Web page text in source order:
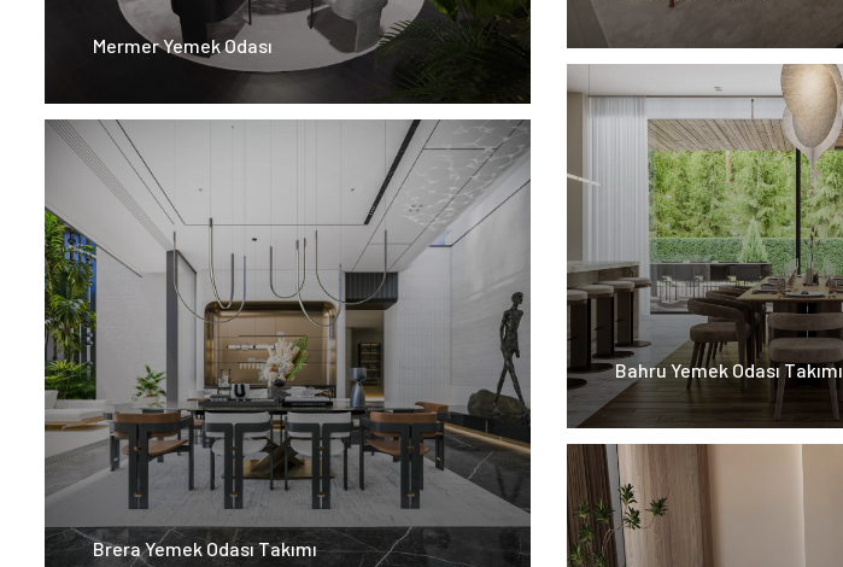
Mermer Yemek Odası
Bahru Yemek Odası Takımı
Brera Yemek Odası Takımı